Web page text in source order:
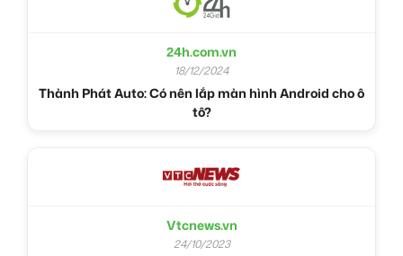
24h.com.vn
18/12/2024
Thành Phát Auto: Có nên lắp màn hình Android cho ô
tô?
Vtcnews.vn
24/10/2023